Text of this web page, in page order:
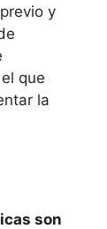
y
que
la
son